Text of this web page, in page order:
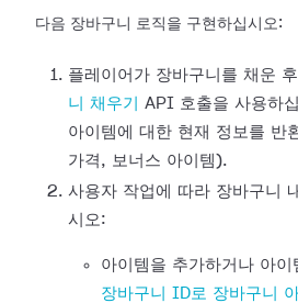
다음 장바구니 로직을 구현하십시오:
플레이어가 장바구니를 채운
니 채우기
API 호출을 사용하
아이템에 대한 현재 정보를 반
가격, 보너스 아이템).
사용자 작업에 따라 장바구니
시오:
아이템을 추가하거나 아
장바구니 ID로 장바구니